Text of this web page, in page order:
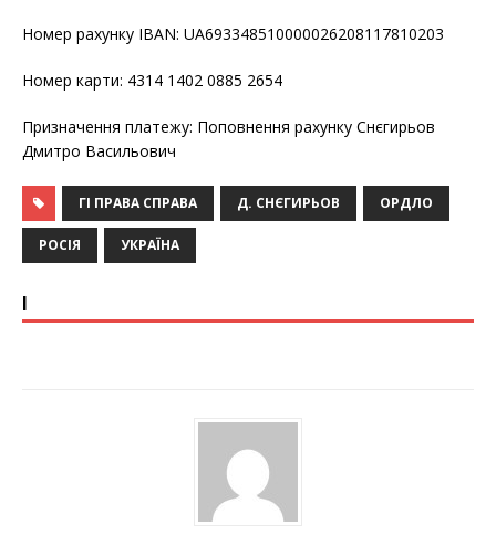
Номер рахунку IBAN: UA693348510000026208117810203
Номер карти: 4314 1402 0885 2654
Призначення платежу: Поповнення рахунку Снєгирьов
Дмитро Васильович
ГІ ПРАВА СПРАВА Д. СНЄГИРЬОВ ОРДЛО
РОСІЯ УКРАЇНА
І